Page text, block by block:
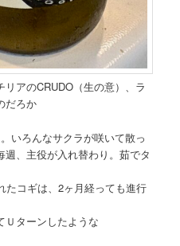
アのCRUDO（生の意）、ラ
だろか
いろんなサクラが咲いて散っ
、主役が入れ替わり。茹でタ
たコギは、2ヶ月経っても進行
Ｕターンしたような